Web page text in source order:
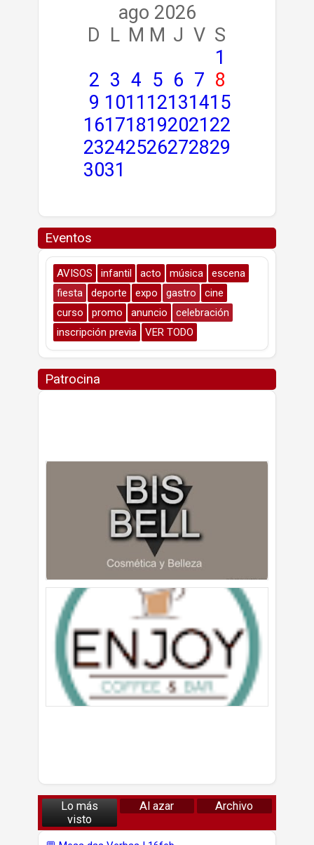
ago 2026
D L M M J V S
1
2 3 4 5 6 7 8
9 1011 12131415
16171819202122
23242526272829
3031
Eventos
AVISOS infantil acto música
escena
fiesta
deporte expo gastro
cine
curso
promo anuncio
celebración
inscripción previa
VER TODO
Patrocina
Lo más
visto
Al azar Archivo